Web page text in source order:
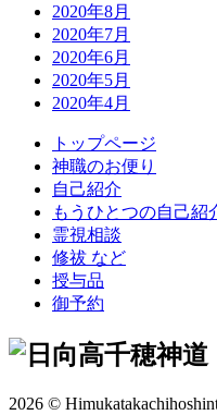
2020年8月
2020年7月
2020年6月
2020年5月
2020年4月
トップページ
神職のお便り
自己紹介
もうひとつの自己紹
霊視相談
修祓 など
授与品
御予約
2026 ©